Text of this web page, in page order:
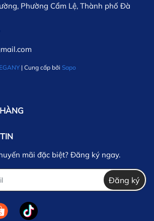
Phường Cẩm Lệ, Thành phố Đà
EGANY | Cung cấp bởi Sapo
mãi đặc biệt? Đăng ký ngay.
Đăng ký